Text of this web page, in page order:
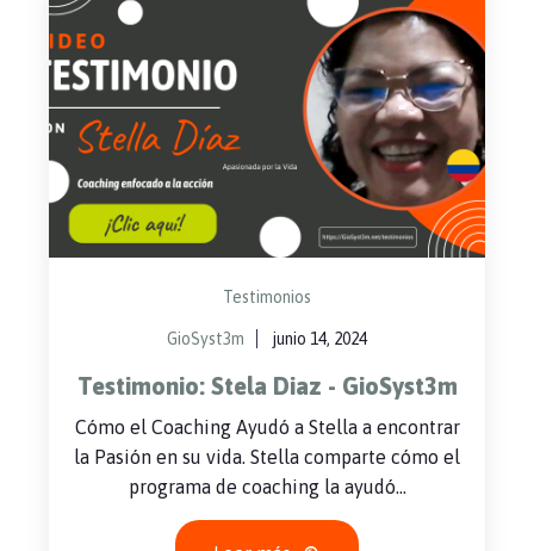
Testimonios
GioSyst3m junio 14, 2024
Testimonio: Stela Diaz - GioSyst3m
Cómo el Coaching Ayudó a Stella a encontrar
la Pasión en su vida. Stella comparte cómo el
programa de coaching la ayudó...